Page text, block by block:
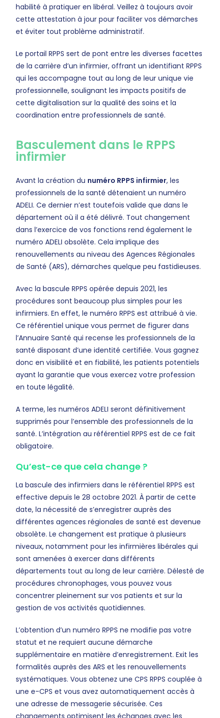
habilité à pratiquer en libéral. Veillez à toujours avoir
cette attestation à jour pour faciliter vos démarches
et éviter tout problème administratif.
Le portail RPPS sert de pont entre les diverses facettes
de la carrière d’un infirmier, offrant un identifiant RPPS
qui les accompagne tout au long de leur unique vie
professionnelle, soulignant les impacts positifs de
cette digitalisation sur la qualité des soins et la
coordination entre professionnels de santé.
Basculement dans le RPPS
infirmier
Avant la création du numéro RPPS infirmier, les
professionnels de la santé détenaient un numéro
ADELI. Ce dernier n’est toutefois valide que dans le
département où il a été délivré. Tout changement
dans l’exercice de vos fonctions rend également le
numéro ADELI obsolète. Cela implique des
renouvellements au niveau des Agences Régionales
de Santé (ARS), démarches quelque peu fastidieuses.
Avec la bascule RPPS opérée depuis 2021, les
procédures sont beaucoup plus simples pour les
infirmiers. En effet, le numéro RPPS est attribué à vie.
Ce référentiel unique vous permet de figurer dans
l’Annuaire Santé qui recense les professionnels de la
santé disposant d’une identité certifiée. Vous gagnez
donc en visibilité et en fiabilité, les patients potentiels
ayant la garantie que vous exercez votre profession
en toute légalité.
A terme, les numéros ADELI seront définitivement
supprimés pour l’ensemble des professionnels de la
santé. L’intégration au référentiel RPPS est de ce fait
obligatoire.
Qu’est-ce que cela change ?
La bascule des infirmiers dans le référentiel RPPS est
effective depuis le 28 octobre 2021. À partir de cette
date, la nécessité de s’enregistrer auprès des
différentes agences régionales de santé est devenue
obsolète. Le changement est pratique à plusieurs
niveaux, notamment pour les infirmières libérales qui
sont amenées à exercer dans différents
départements tout au long de leur carrière. Délesté de
procédures chronophages, vous pouvez vous
concentrer pleinement sur vos patients et sur la
gestion de vos activités quotidiennes.
L’obtention d’un numéro RPPS ne modifie pas votre
statut et ne requiert aucune démarche
supplémentaire en matière d’enregistrement. Exit les
formalités auprès des ARS et les renouvellements
systématiques. Vous obtenez une CPS RPPS couplée à
une e-CPS et vous avez automatiquement accès à
une adresse de messagerie sécurisée. Ces
changements optimisent les échanges avec les